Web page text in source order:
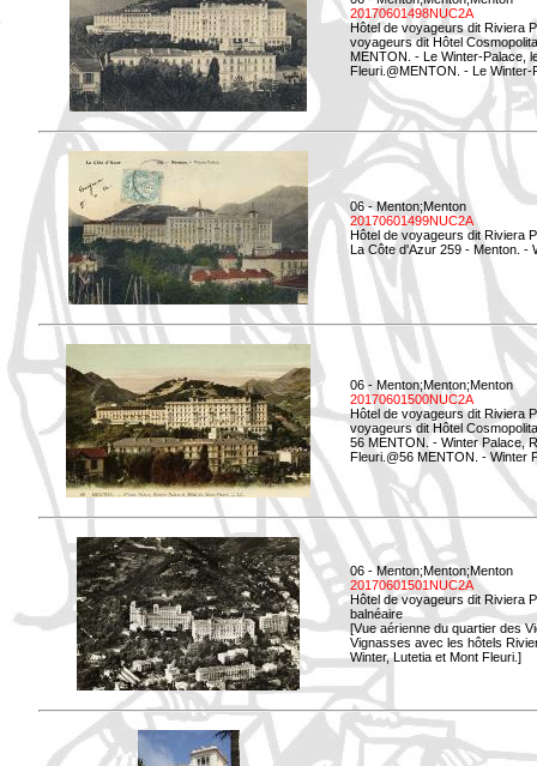
20170601498NUC2A
Hôtel de voyageurs dit Riviera
voyageurs dit Hôtel
MENTON. - Le Winter-Palace,
Fleuri.@MENTON. - Le
06 - Menton;Menton
20170601499NUC2A
Hôtel de voyageurs dit Riviera
La Côte d'Azur 259 - Menton. -
06 - Menton;Menton;Menton
20170601500NUC2A
Hôtel de voyageurs dit Riviera
voyageurs dit Hôtel
56 MENTON. - Winter Palace,
Fleuri.@56 MENTON. - Winter
06 - Menton;Menton;Menton
20170601501NUC2A
Hôtel de voyageurs dit Riviera
balnéaire
[Vue aérienne du quartier des
Vignasses avec les hôtels
Winter, Lutetia et Mont Fleuri.]